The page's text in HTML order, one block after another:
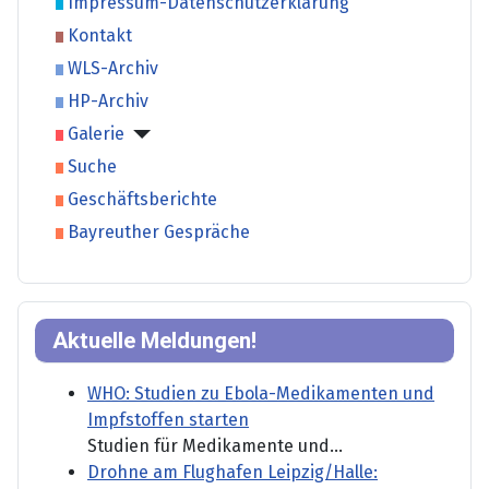
Kontakt
WLS-Archiv
HP-Archiv
Galerie
Suche
Geschäftsberichte
Bayreuther Gespräche
Aktuelle Meldungen!
WHO: Studien zu Ebola-Medikamenten und
Impfstoffen starten
Studien für Medikamente und...
Drohne am Flughafen Leipzig/Halle: